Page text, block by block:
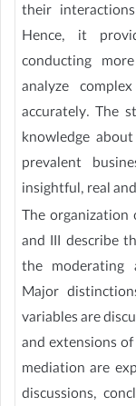
their
Hence, it
conducting
analyze
accurately. The
knowledge
prevalent
insightful, real
The organization
and III describe
the moderating
Major
variables are
and extensions
mediation are
discussions,